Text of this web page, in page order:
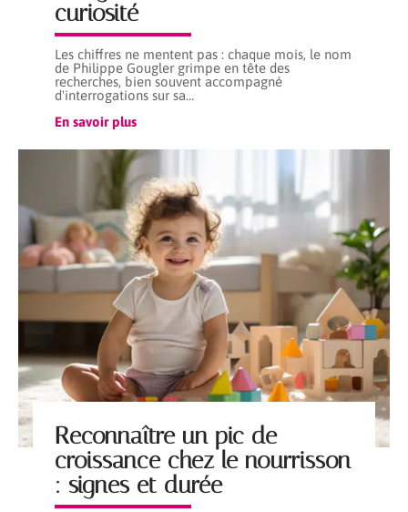
curiosité
Les chiffres ne mentent pas : chaque mois, le nom
de Philippe Gougler grimpe en tête des
recherches, bien souvent accompagné
d'interrogations sur sa…
En savoir plus
Reconnaître un pic de
croissance chez le nourrisson
: signes et durée